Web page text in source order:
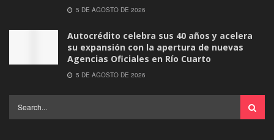
5 DE AGOSTO DE 2026
Autocrédito celebra sus 40 años y acelera
su expansión con la apertura de nuevas
Agencias Oficiales en Río Cuarto
5 DE AGOSTO DE 2026